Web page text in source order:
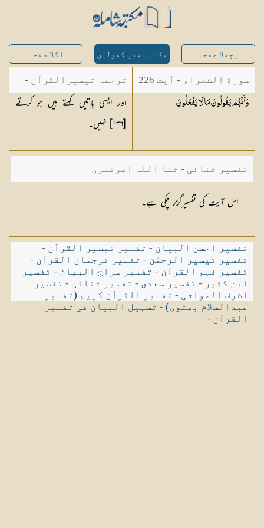
پچھلا صفحہ مکتبہ میں کھولیں اگلا صفحہ
سورة الشعراء - آیت 226
وَأَنَّهُمْ يَقُولُونَ مَا لَايَفْعَلُونَ
ترجمہ تیسیرالقرآن -
مولانا عبد الرحمن
کیلانی
اور ایسی باتیں کہتے ہیں جو کرتے
[١٣٦] نہیں۔
تفسیر ثنائی - ثنا اللہ امرتسری
اس آیت کی تفسیرگزر چکی ہے۔
تفسیر احسن البیان - تفسیر تیسیر القرآن -
تفسیر تیسیر الرحمٰن - تفسیر ترجمان القرآن -
تفسیر فہم القرآن - تفسیر سراج البیان - تفسیر
ابن کثیر - تفسیر سعدی - تفسیر ثنائی - تفسیر
اشرف الحواشی - تفسیر القرآن کریم (تفسیر
عبدالسلام بھٹوی)-تسہیل البیان فی تفسیر
القرآن -